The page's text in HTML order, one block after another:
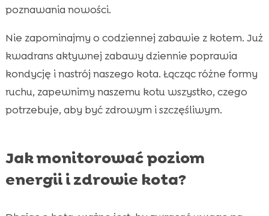
poznawania nowości.
Nie zapominajmy o codziennej zabawie z kotem. Już
kwadrans aktywnej zabawy dziennie poprawia
kondycję i nastrój naszego kota. Łącząc różne formy
ruchu, zapewnimy naszemu kotu wszystko, czego
potrzebuje, aby być zdrowym i szczęśliwym.
Jak monitorować poziom
energii i zdrowie kota?